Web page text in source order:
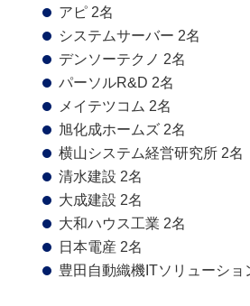
アピ 2名
システムサーバー 2名
デンソーテクノ 2名
パーソルR&D 2名
メイテツコム 2名
旭化成ホームズ 2名
横山システム経営研究所 2名
清水建設 2名
大成建設 2名
大和ハウス工業 2名
日本電産 2名
豊田自動織機ITソリューショ